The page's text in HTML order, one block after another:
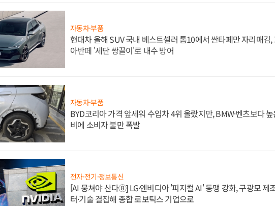
자동차·부품
현대차 올해 SUV 국내 베스트셀러 톱10에서 싼타페만 자리매김,
아반떼 '세단 쌍끌이'로 내수 방어
자동차·부품
BYD코리아 가격 앞세워 수입차 4위 올랐지만, BMW·벤츠보다
비에 소비자 불만 폭발
전자·전기·정보통신
[AI 뭉쳐야 산다⑧] LG·엔비디아 '피지컬 AI' 동맹 강화, 구광모 제
터·기술 결집해 종합 로보틱스 기업으로